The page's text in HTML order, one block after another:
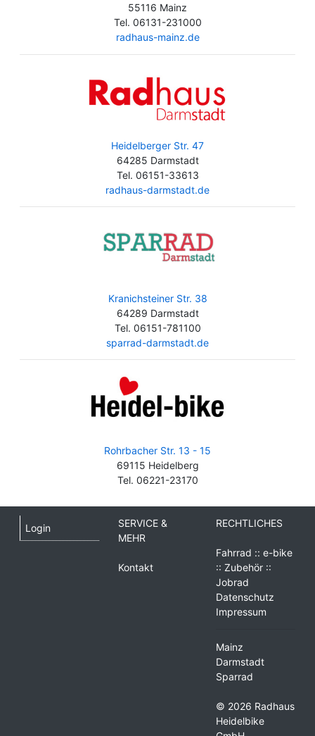
55116 Mainz
Tel. 06131-231000
radhaus-mainz.de
Heidelberger Str. 47
64285 Darmstadt
Tel. 06151-33613
radhaus-darmstadt.de
Kranichsteiner Str. 38
64289 Darmstadt
Tel. 06151-781100
sparrad-darmstadt.de
Rohrbacher Str. 13 - 15
69115 Heidelberg
Tel. 06221-23170
Login
SERVICE &
MEHR
Kontakt
RECHTLICHES
Fahrrad :: e-bike
:: Zubehör ::
Jobrad
Datenschutz
Impressum
Mainz
Darmstadt
Sparrad
© 2026 Radhaus
Heidelbike